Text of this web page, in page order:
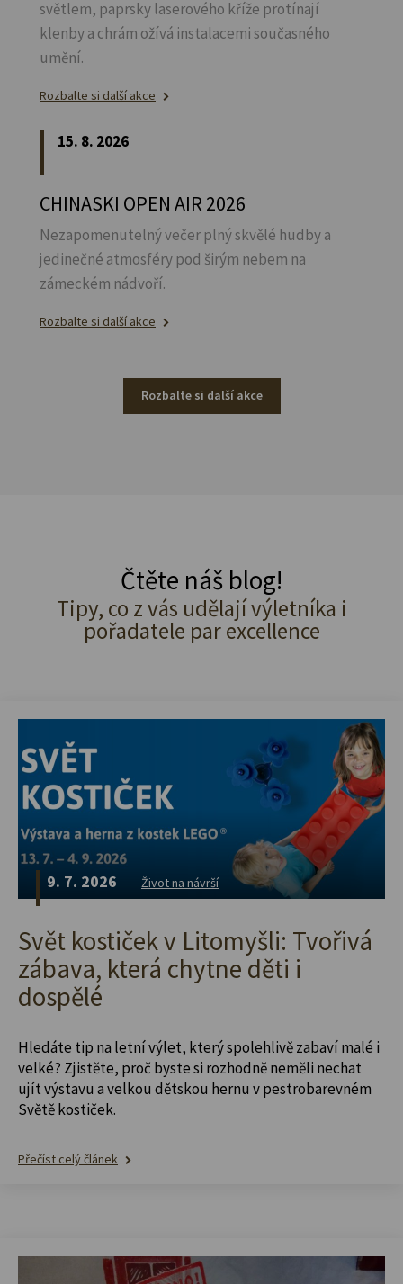
světlem, paprsky laserového kříže protínají
klenby a chrám ožívá instalacemi současného
umění.
Rozbalte si další akce
15. 8. 2026
CHINASKI OPEN AIR 2026
Nezapomenutelný večer plný skvělé hudby a
jedinečné atmosféry pod širým nebem na
zámeckém nádvoří.
Rozbalte si další akce
Rozbalte si další akce
Čtěte náš blog!
Tipy, co z vás udělají výletníka i
pořadatele par excellence
9. 7. 2026 Život na návrší
Svět kostiček v Litomyšli: Tvořivá
zábava, která chytne děti i
dospělé
Hledáte tip na letní výlet, který spolehlivě zabaví malé i
velké? Zjistěte, proč byste si rozhodně neměli nechat
ujít výstavu a velkou dětskou hernu v pestrobarevném
Světě kostiček.
Přečíst celý článek